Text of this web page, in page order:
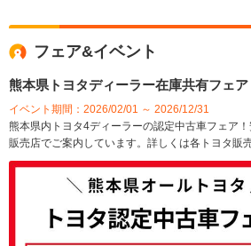
フェア&イベント
熊本県トヨタディーラー在庫共有フェア
イベント期間：2026/02/01 ～ 2026/12/31
熊本県内トヨタ4ディーラーの認定中古車フェア
販売店でご案内しています。詳しくは各トヨタ販